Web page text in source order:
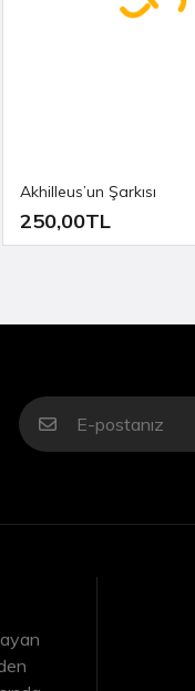
Akhilleus’un Şarkısı
250,00TL